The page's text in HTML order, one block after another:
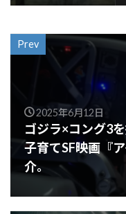
Prev
2025年6月12日
ゴジラ×コング3
子育てSF映画『
介。